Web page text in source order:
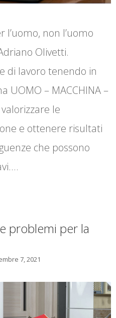
l’uomo, non l’uomo
Olivetti.
di lavoro tenendo in
UOMO – MACCHINA –
le
e ottenere risultati
che possono
problemi per la
7, 2021